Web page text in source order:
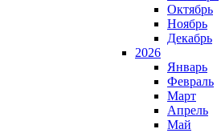
Октябрь
Ноябрь
Декабрь
2026
Январь
Февраль
Март
Апрель
Май